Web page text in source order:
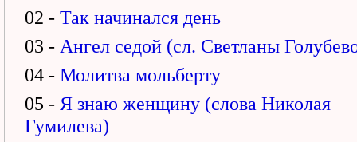
02 - Так начинался день
03 - Ангел седой (сл. Светланы
04 - Молитва мольберту
05 - Я знаю женщину (слова Николая
Гумилева)